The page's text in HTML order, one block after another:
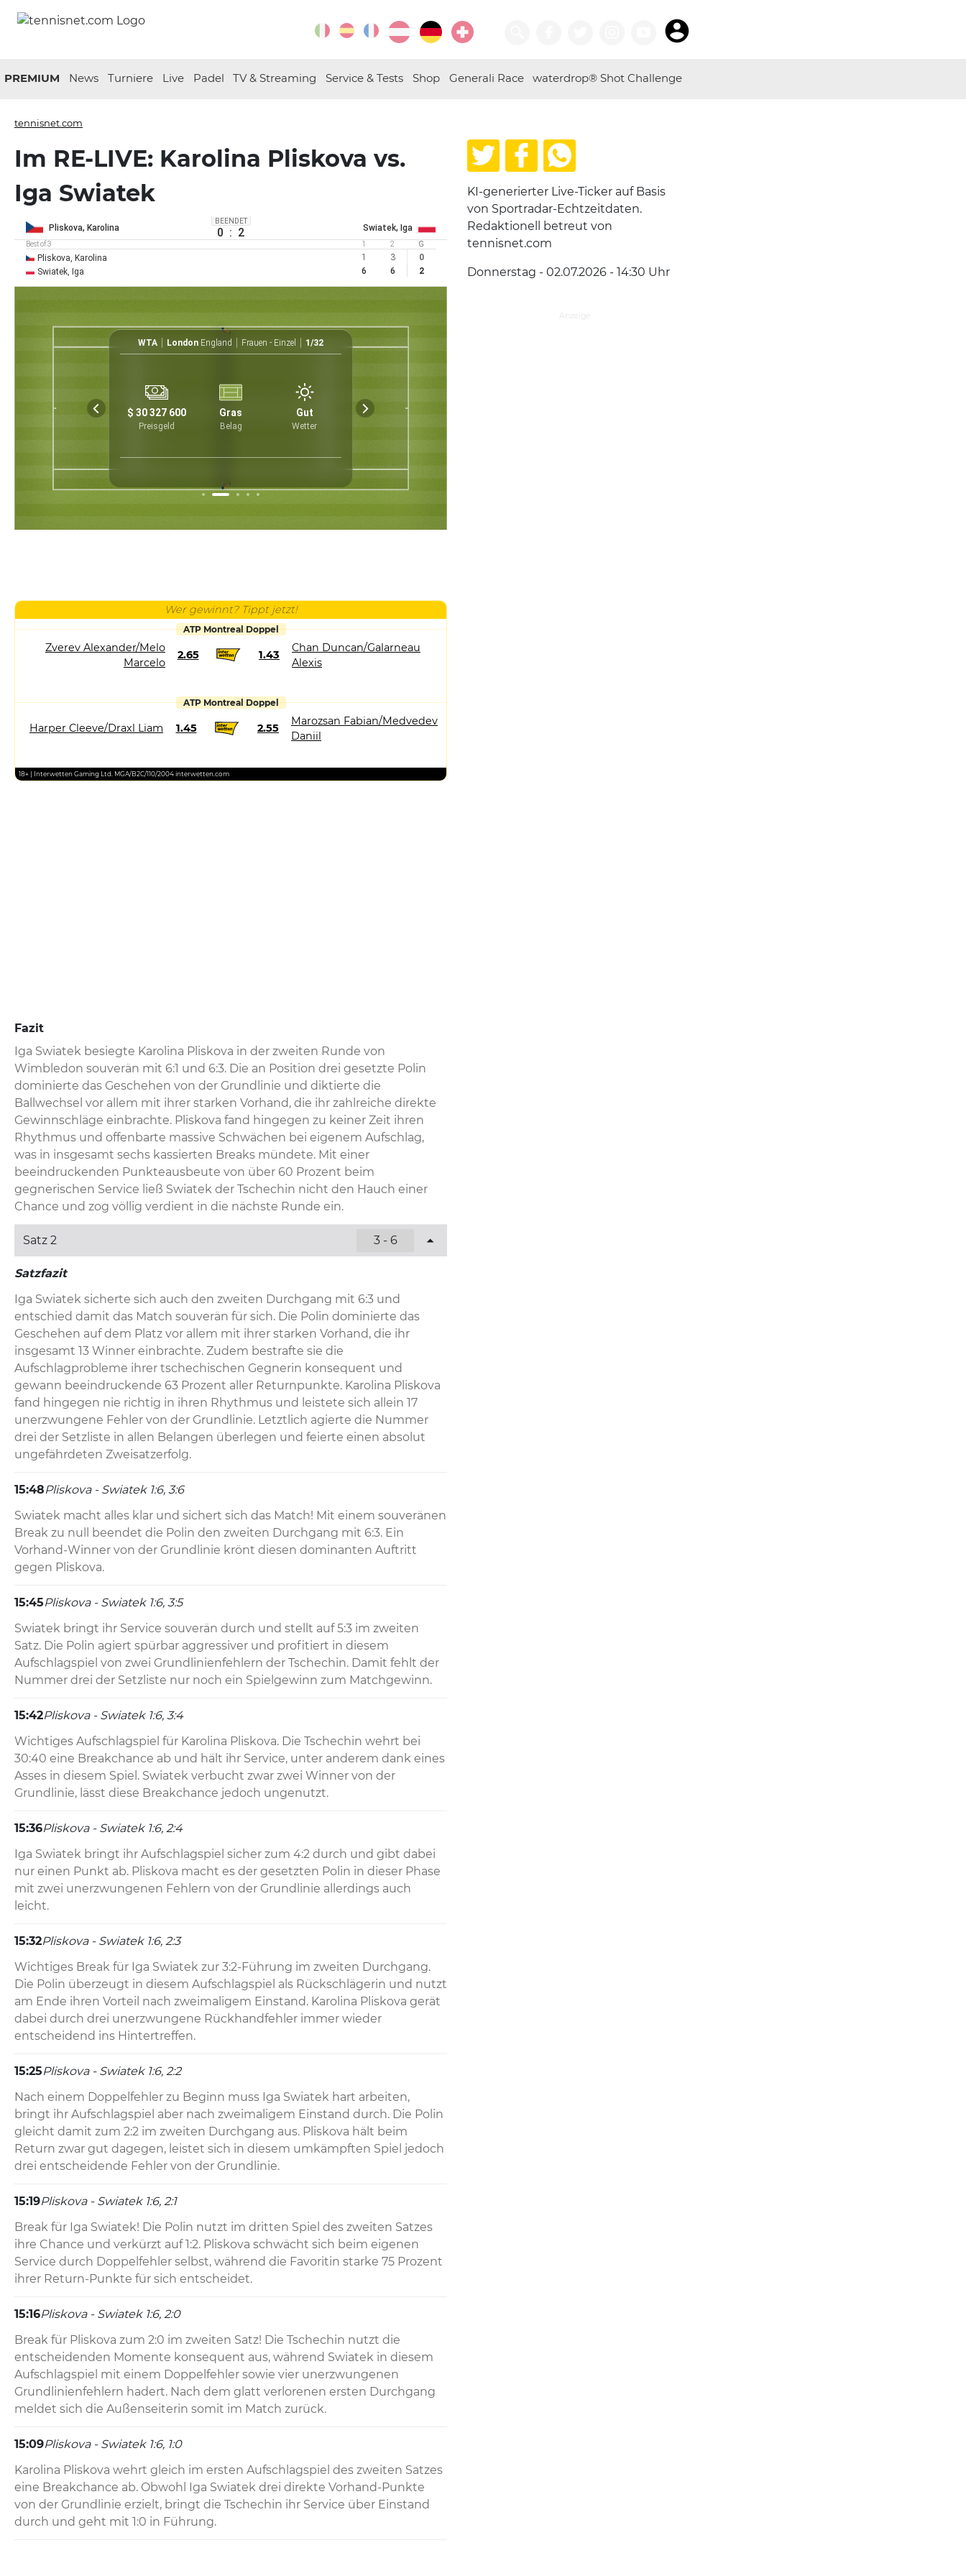
PREMIUM News Turniere Live Padel TV & Streaming Service & Tests Shop Generali Race waterdrop® Shot Challenge
tennisnet.com
Im RE-LIVE: Karolina Pliskova vs.
Iga Swiatek
Pliskova, Karolina
BEENDET
0 : 2 Swiatek, Iga
Best of 3 1 2 G
Pliskova, Karolina 1 3
0
Swiatek, Iga
6 6 2
WTA London England Frauen - Einzel 1/32
$ 30 327 600
Preisgeld
Gras
Belag
Gut
Wetter
Wer gewinnt? Tippt jetzt!
ATP Montreal Doppel
Zverev Alexander/Melo
Marcelo
2.65 1.43
Chan Duncan/Galarneau
Alexis
ATP Montreal Doppel
Harper Cleeve/Draxl Liam 1.45 2.55
Marozsan Fabian/Medvedev
Daniil
18+ | Interwetten Gaming Ltd. MGA/B2C/110/2004 interwetten.com
Fazit
Iga Swiatek besiegte Karolina Pliskova in der zweiten Runde von
Wimbledon souverän mit 6:1 und 6:3. Die an Position drei gesetzte Polin
dominierte das Geschehen von der Grundlinie und diktierte die
Ballwechsel vor allem mit ihrer starken Vorhand, die ihr zahlreiche direkte
Gewinnschläge einbrachte. Pliskova fand hingegen zu keiner Zeit ihren
Rhythmus und offenbarte massive Schwächen bei eigenem Aufschlag,
was in insgesamt sechs kassierten Breaks mündete. Mit einer
beeindruckenden Punkteausbeute von über 60 Prozent beim
gegnerischen Service ließ Swiatek der Tschechin nicht den Hauch einer
Chance und zog völlig verdient in die nächste Runde ein.
Satz 2 3 - 6
Satzfazit
Iga Swiatek sicherte sich auch den zweiten Durchgang mit 6:3 und
entschied damit das Match souverän für sich. Die Polin dominierte das
Geschehen auf dem Platz vor allem mit ihrer starken Vorhand, die ihr
insgesamt 13 Winner einbrachte. Zudem bestrafte sie die
Aufschlagprobleme ihrer tschechischen Gegnerin konsequent und
gewann beeindruckende 63 Prozent aller Returnpunkte. Karolina Pliskova
fand hingegen nie richtig in ihren Rhythmus und leistete sich allein 17
unerzwungene Fehler von der Grundlinie. Letztlich agierte die Nummer
drei der Setzliste in allen Belangen überlegen und feierte einen absolut
ungefährdeten Zweisatzerfolg.
15:48Pliskova - Swiatek 1:6, 3:6
Swiatek macht alles klar und sichert sich das Match! Mit einem souveränen
Break zu null beendet die Polin den zweiten Durchgang mit 6:3. Ein
Vorhand-Winner von der Grundlinie krönt diesen dominanten Auftritt
gegen Pliskova.
15:45Pliskova - Swiatek 1:6, 3:5
Swiatek bringt ihr Service souverän durch und stellt auf 5:3 im zweiten
Satz. Die Polin agiert spürbar aggressiver und profitiert in diesem
Aufschlagspiel von zwei Grundlinienfehlern der Tschechin. Damit fehlt der
Nummer drei der Setzliste nur noch ein Spielgewinn zum Matchgewinn.
15:42Pliskova - Swiatek 1:6, 3:4
Wichtiges Aufschlagspiel für Karolina Pliskova. Die Tschechin wehrt bei
30:40 eine Breakchance ab und hält ihr Service, unter anderem dank eines
Asses in diesem Spiel. Swiatek verbucht zwar zwei Winner von der
Grundlinie, lässt diese Breakchance jedoch ungenutzt.
15:36Pliskova - Swiatek 1:6, 2:4
Iga Swiatek bringt ihr Aufschlagspiel sicher zum 4:2 durch und gibt dabei
nur einen Punkt ab. Pliskova macht es der gesetzten Polin in dieser Phase
mit zwei unerzwungenen Fehlern von der Grundlinie allerdings auch
leicht.
15:32Pliskova - Swiatek 1:6, 2:3
Wichtiges Break für Iga Swiatek zur 3:2-Führung im zweiten Durchgang.
Die Polin überzeugt in diesem Aufschlagspiel als Rückschlägerin und nutzt
am Ende ihren Vorteil nach zweimaligem Einstand. Karolina Pliskova gerät
dabei durch drei unerzwungene Rückhandfehler immer wieder
entscheidend ins Hintertreffen.
15:25Pliskova - Swiatek 1:6, 2:2
Nach einem Doppelfehler zu Beginn muss Iga Swiatek hart arbeiten,
bringt ihr Aufschlagspiel aber nach zweimaligem Einstand durch. Die Polin
gleicht damit zum 2:2 im zweiten Durchgang aus. Pliskova hält beim
Return zwar gut dagegen, leistet sich in diesem umkämpften Spiel jedoch
drei entscheidende Fehler von der Grundlinie.
15:19Pliskova - Swiatek 1:6, 2:1
Break für Iga Swiatek! Die Polin nutzt im dritten Spiel des zweiten Satzes
ihre Chance und verkürzt auf 1:2. Pliskova schwächt sich beim eigenen
Service durch Doppelfehler selbst, während die Favoritin starke 75 Prozent
ihrer Return-Punkte für sich entscheidet.
15:16Pliskova - Swiatek 1:6, 2:0
Break für Pliskova zum 2:0 im zweiten Satz! Die Tschechin nutzt die
entscheidenden Momente konsequent aus, während Swiatek in diesem
Aufschlagspiel mit einem Doppelfehler sowie vier unerzwungenen
Grundlinienfehlern hadert. Nach dem glatt verlorenen ersten Durchgang
meldet sich die Außenseiterin somit im Match zurück.
15:09Pliskova - Swiatek 1:6, 1:0
Karolina Pliskova wehrt gleich im ersten Aufschlagspiel des zweiten Satzes
eine Breakchance ab. Obwohl Iga Swiatek drei direkte Vorhand-Punkte
von der Grundlinie erzielt, bringt die Tschechin ihr Service über Einstand
durch und geht mit 1:0 in Führung.
KI-generierter Live-Ticker auf Basis
von Sportradar-Echtzeitdaten.
Redaktionell betreut von
tennisnet.com
Donnerstag - 02.07.2026 - 14:30 Uhr